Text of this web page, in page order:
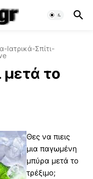
Σπίτι-
το
Θες να πιεις
μια παγωμένη
μπύρα μετά το
τρέξιμο;